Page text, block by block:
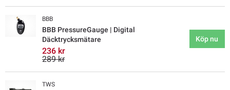
BBB
BBB PressureGauge | Digital
Däcktrycksmätare
236 kr
289 kr
Köp nu
TWS